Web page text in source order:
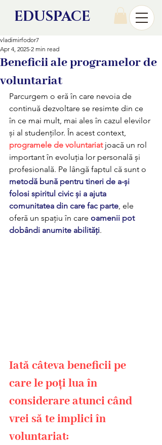
EDUSPACE
Beneficii ale programelor de
voluntariat
vladimirfodor7
Apr 4, 2025 2 min read
Parcurgem o eră în care nevoia de
continuă dezvoltare se resimte din ce
în ce mai mult, mai ales în cazul elevilor
și al studenților. În acest context,
programele de voluntariat joacă un rol
important în evoluția lor personală și
profesională. Pe lângă faptul că sunt o
metodă bună pentru tineri de a-și
folosi spiritul civic și a ajuta
comunitatea din care fac parte, ele
oferă un spațiu în care oamenii pot
dobândi anumite abilități.
Iată câteva beneficii pe
care le poți lua în
considerare atunci când
vrei să te implici în
voluntariat: